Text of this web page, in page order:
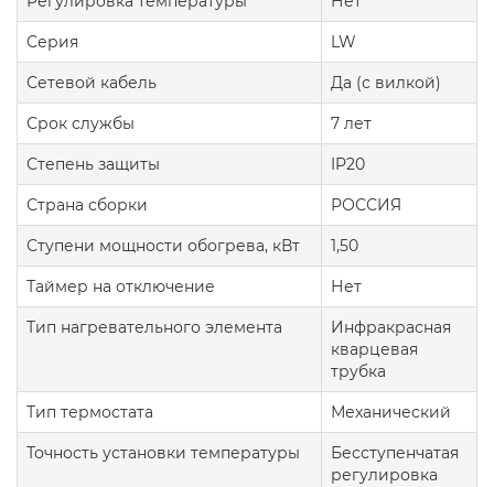
Серия LW
Сетевой кабель Да (с вилкой)
Срок службы 7 лет
Степень защиты IP20
Страна сборки РОССИЯ
Ступени мощности обогрева, кВт 1,50
Таймер на отключение Нет
Тип нагревательного элемента
Инфракрасная
кварцевая
трубка
Тип термостата Механический
Точность установки температуры
Бесступенчатая
регулировка